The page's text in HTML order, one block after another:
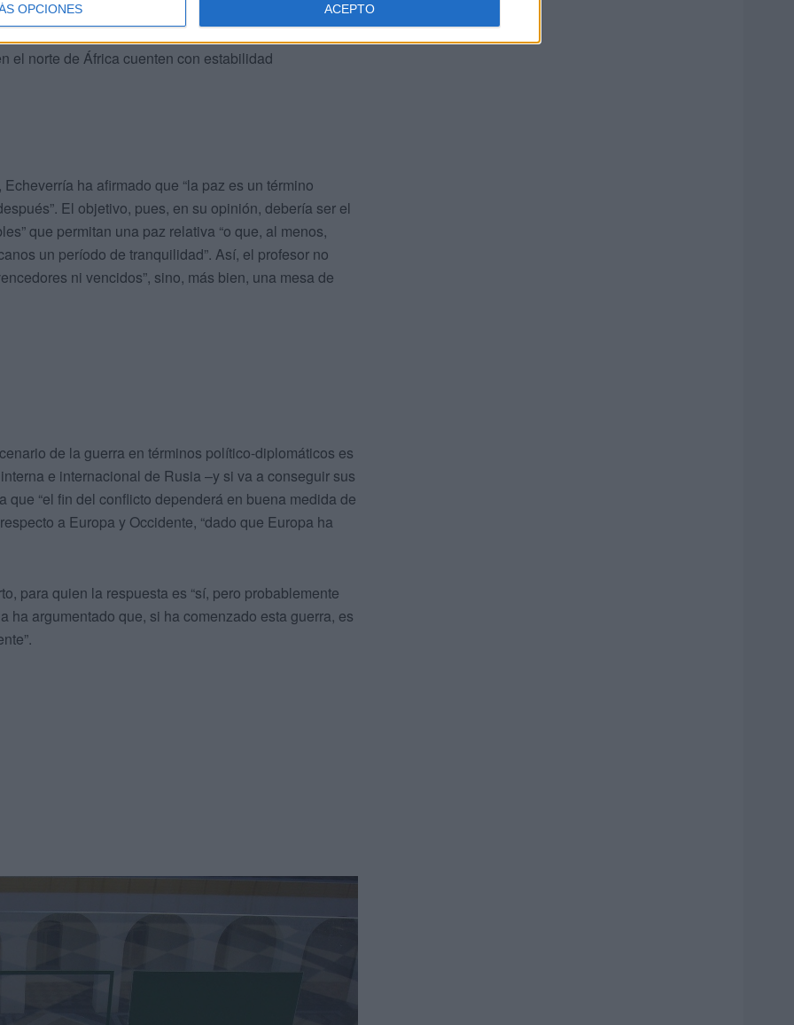
OPCIONES ACEPTO
subregiones en un proceso delicado”. En este
que la normalidad, estabilidad y tranquilidad de
el norte de África cuenten con estabilidad
ha afirmado que “la paz es un término
El objetivo, pues, en su opinión, debería ser el
que permitan una paz relativa “o que, al menos,
un período de tranquilidad”. Así, el profesor no
ni vencidos”, sino, más bien, una mesa de
de la guerra en términos político-diplomáticos es
e internacional de Rusia –y si va a conseguir sus
“el fin del conflicto dependerá en buena medida de
a Europa y Occidente, “dado que Europa ha
para quien la respuesta es “sí, pero probablemente
argumentado que, si ha comenzado esta guerra, es